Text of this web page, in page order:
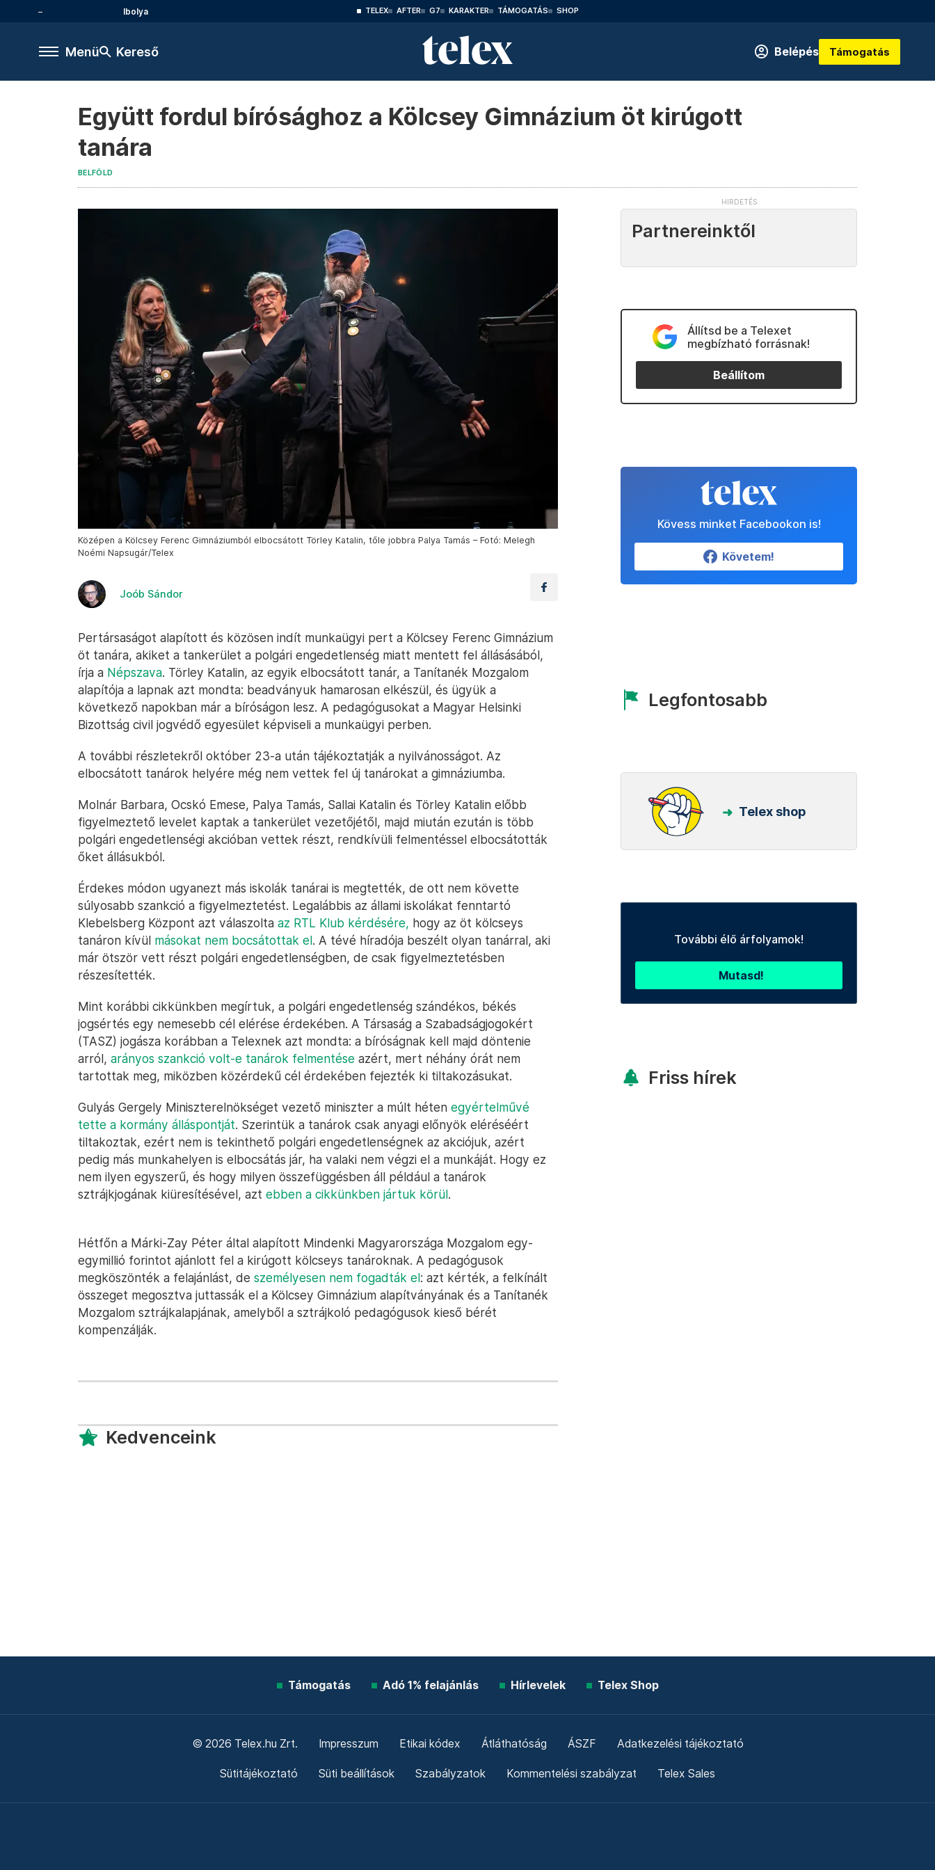
Ibolya TELEX AFTER G7 KARAKTER TÁMOGATÁS SHOP
Menü Kereső Belépés Támogatás
Együtt fordul bírósághoz a Kölcsey Gimnázium öt kirúgott
tanára
BELFÖLD
Középen a Kölcsey Ferenc Gimnáziumból elbocsátott Törley Katalin, tőle jobbra Palya Tamás – Fotó: Melegh
Noémi Napsugár/Telex
Joób Sándor
Pertársaságot alapított és közösen indít munkaügyi pert a Kölcsey Ferenc Gimnázium
öt tanára, akiket a tankerület a polgári engedetlenség miatt mentett fel állásásából,
írja a Népszava. Törley Katalin, az egyik elbocsátott tanár, a Tanítanék Mozgalom
alapítója a lapnak azt mondta: beadványuk hamarosan elkészül, és ügyük a
következő napokban már a bíróságon lesz. A pedagógusokat a Magyar Helsinki
Bizottság civil jogvédő egyesület képviseli a munkaügyi perben.
A további részletekről október 23-a után tájékoztatják a nyilvánosságot. Az
elbocsátott tanárok helyére még nem vettek fel új tanárokat a gimnáziumba.
Molnár Barbara, Ocskó Emese, Palya Tamás, Sallai Katalin és Törley Katalin előbb
figyelmeztető levelet kaptak a tankerület vezetőjétől, majd miután ezután is több
polgári engedetlenségi akcióban vettek részt, rendkívüli felmentéssel elbocsátották
őket állásukból.
Érdekes módon ugyanezt más iskolák tanárai is megtették, de ott nem követte
súlyosabb szankció a figyelmeztetést. Legalábbis az állami iskolákat fenntartó
Klebelsberg Központ azt válaszolta az RTL Klub kérdésére, hogy az öt kölcseys
tanáron kívül másokat nem bocsátottak el. A tévé híradója beszélt olyan tanárral, aki
már ötször vett részt polgári engedetlenségben, de csak figyelmeztetésben
részesítették.
Mint korábbi cikkünkben megírtuk, a polgári engedetlenség szándékos, békés
jogsértés egy nemesebb cél elérése érdekében. A Társaság a Szabadságjogokért
(TASZ) jogásza korábban a Telexnek azt mondta: a bíróságnak kell majd döntenie
arról, arányos szankció volt-e tanárok felmentése azért, mert néhány órát nem
tartottak meg, miközben közérdekű cél érdekében fejezték ki tiltakozásukat.
Gulyás Gergely Miniszterelnökséget vezető miniszter a múlt héten egyértelművé
tette a kormány álláspontját. Szerintük a tanárok csak anyagi előnyök eléréséért
tiltakoztak, ezért nem is tekinthető polgári engedetlenségnek az akciójuk, azért
pedig más munkahelyen is elbocsátás jár, ha valaki nem végzi el a munkáját. Hogy ez
nem ilyen egyszerű, és hogy milyen összefüggésben áll például a tanárok
sztrájkjogának kiüresítésével, azt ebben a cikkünkben jártuk körül.
Hétfőn a Márki-Zay Péter által alapított Mindenki Magyarországa Mozgalom egy-
egymillió forintot ajánlott fel a kirúgott kölcseys tanároknak. A pedagógusok
megköszönték a felajánlást, de személyesen nem fogadták el: azt kérték, a felkínált
összeget megosztva juttassák el a Kölcsey Gimnázium alapítványának és a Tanítanék
Mozgalom sztrájkalapjának, amelyből a sztrájkoló pedagógusok kieső bérét
kompenzálják.
Kedvenceink
Partnereinktől
Állítsd be a Telexet
megbízható forrásnak!
Beállítom
Kövess minket Facebookon is!
Követem!
Legfontosabb
Telex shop
További élő árfolyamok!
Mutasd!
Friss hírek
Támogatás Adó 1% felajánlás Hírlevelek Telex Shop
© 2026 Telex.hu Zrt. Impresszum Etikai kódex Átláthatóság ÁSZF Adatkezelési tájékoztató
Sütitájékoztató Süti beállítások Szabályzatok Kommentelési szabályzat Telex Sales